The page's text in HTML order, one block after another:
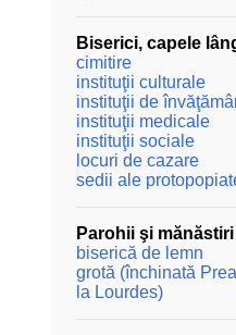
Biserici, capele
cimitire
instituţii culturale
instituţii de
instituţii medicale
instituţii sociale
locuri de cazare
sedii ale
Parohii şi
biserică de lemn
grotă (închinată
la Lourdes)